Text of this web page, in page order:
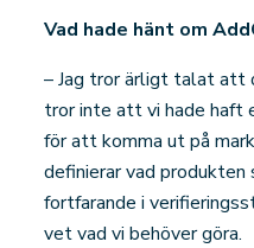
Vad hade hänt om
– Jag tror ärligt talat att
tror inte att vi hade haft
för att komma ut på
definierar vad produkten
fortfarande i
vet vad vi behöver göra.